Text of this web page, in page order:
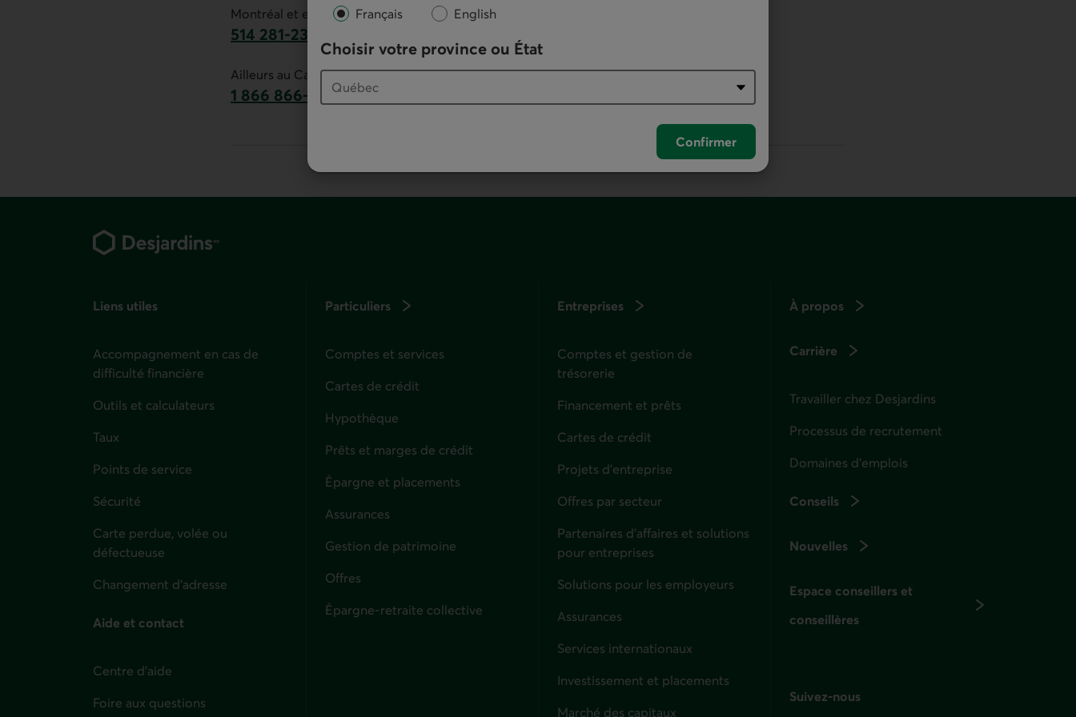
Français English
Choisir votre province ou État
Confirmer
Montréal et environs :
514 281-2336
Ce lien lancera votre logiciel de téléphonie par défaut.
Ailleurs au Canada :
1 866 866-7000
Liens utiles
Accompagnement en cas de
difficulté financière
Outils et calculateurs
Taux
Points de service
Sécurité
Carte perdue, volée ou
défectueuse
Changement d'adresse
Aide et contact
Centre d'aide
Foire aux questions
Particuliers
Comptes et services
Cartes de crédit
Hypothèque
Prêts et marges de crédit
Épargne et placements
Assurances
Gestion de patrimoine
Offres
Épargne-retraite collective
Entreprises
Comptes et gestion de
trésorerie
Financement et prêts
Cartes de crédit
Projets d'entreprise
Offres par secteur
Partenaires d’affaires et solutions
pour entreprises
Solutions pour les employeurs
Assurances
Services internationaux
Investissement et placements
Marché des capitaux
À propos
Carrière
Travailler chez Desjardins
Processus de recrutement
Domaines d’emplois
Conseils
Nouvelles
Espace conseillers et
conseillères
Suivez-nous